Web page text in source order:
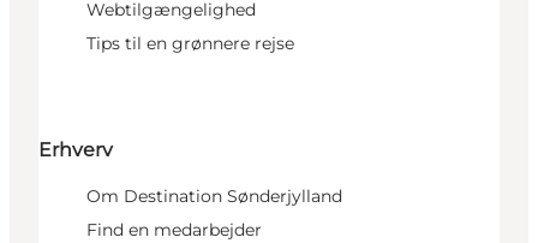
Webtilgængelighed
Tips til en grønnere rejse
Erhverv
Om Destination Sønderjylland
Find en medarbejder